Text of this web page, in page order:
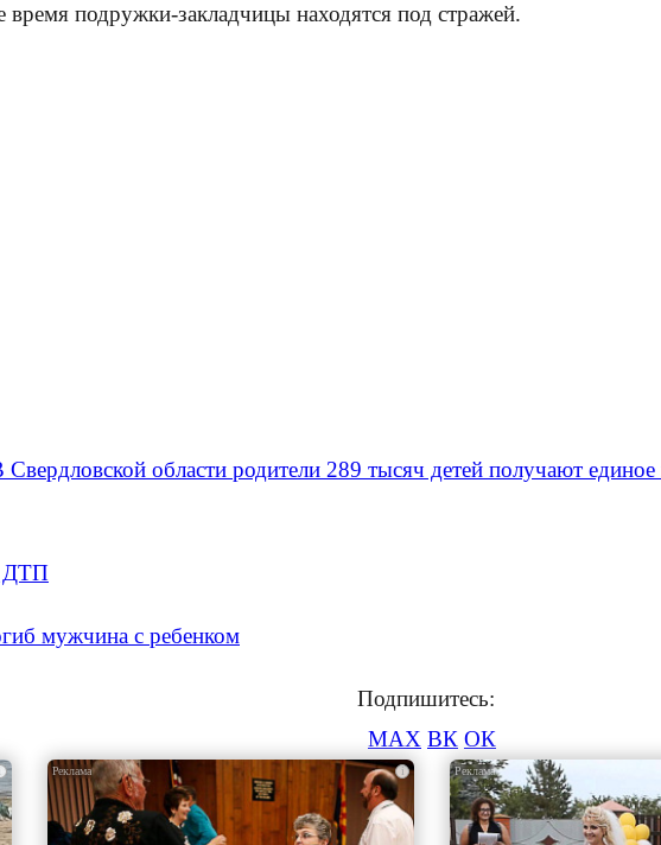
подружки-закладчицы находятся под стражей.
Свердловской области родители 289 тысяч детей получают
ДТП
мужчина с ребенком
Подпишитесь:
MAX ВК ОК
i